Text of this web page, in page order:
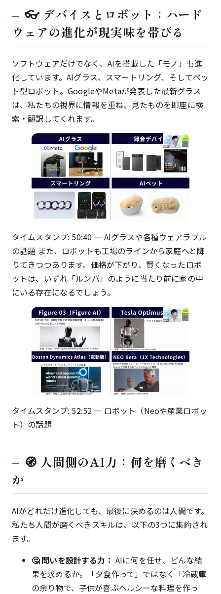
👓 デバイスとロボット：ハード
ウェアの進化が現実味を帯びる
ソフトウェアだけでなく、AIを搭載した「モノ」も進
化しています。AIグラス、スマートリング、そしてペッ
ト型ロボット。GoogleやMetaが発表した最新グラス
は、私たちの視界に情報を重ね、見たものを即座に検
索・翻訳してくれます。
タイムスタンプ: 50:40 — AIグラスや各種ウェアラブル
の話題 また、ロボットも工場のラインから家庭へと降
りてきつつあります。価格が下がり、賢くなったロボ
ットは、いずれ「ルンバ」のように当たり前に家の中
にいる存在になるでしょう。
タイムスタンプ: 52:52 — ロボット（Neoや産業ロボッ
ト）の話題
🧭 人間側のAI力：何を磨くべき
か
AIがどれだけ進化しても、最後に決めるのは人間です。
私たち人間が磨くべきスキルは、以下の3つに集約され
ます。
🤔 問いを設計する力： AIに何を任せ、どんな結
果を求めるか。「夕食作って」ではなく「冷蔵庫
の余り物で、子供が喜ぶヘルシーな料理を作っ